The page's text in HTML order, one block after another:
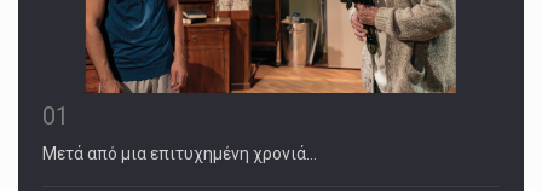
01
Μετά από μια επιτυχημένη χρονιά…